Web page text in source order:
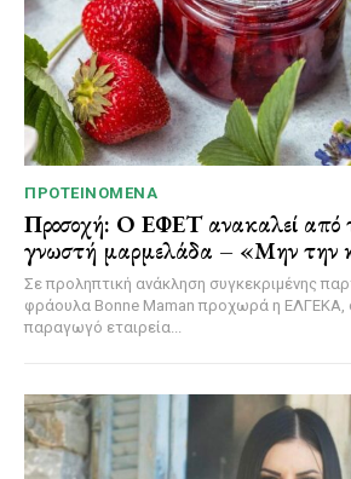
ΠΡΟΤΕΙΝΌΜΕΝΑ
Προσοχή: Ο ΕΦΕΤ ανακαλεί από
γνωστή μαρμελάδα – «Μην την
Σε προληπτική ανάκληση συγκεκριμένης
φράουλα Bonne Maman προχωρά η ΕΛΓΕΚΑ,
παραγωγό εταιρεία...